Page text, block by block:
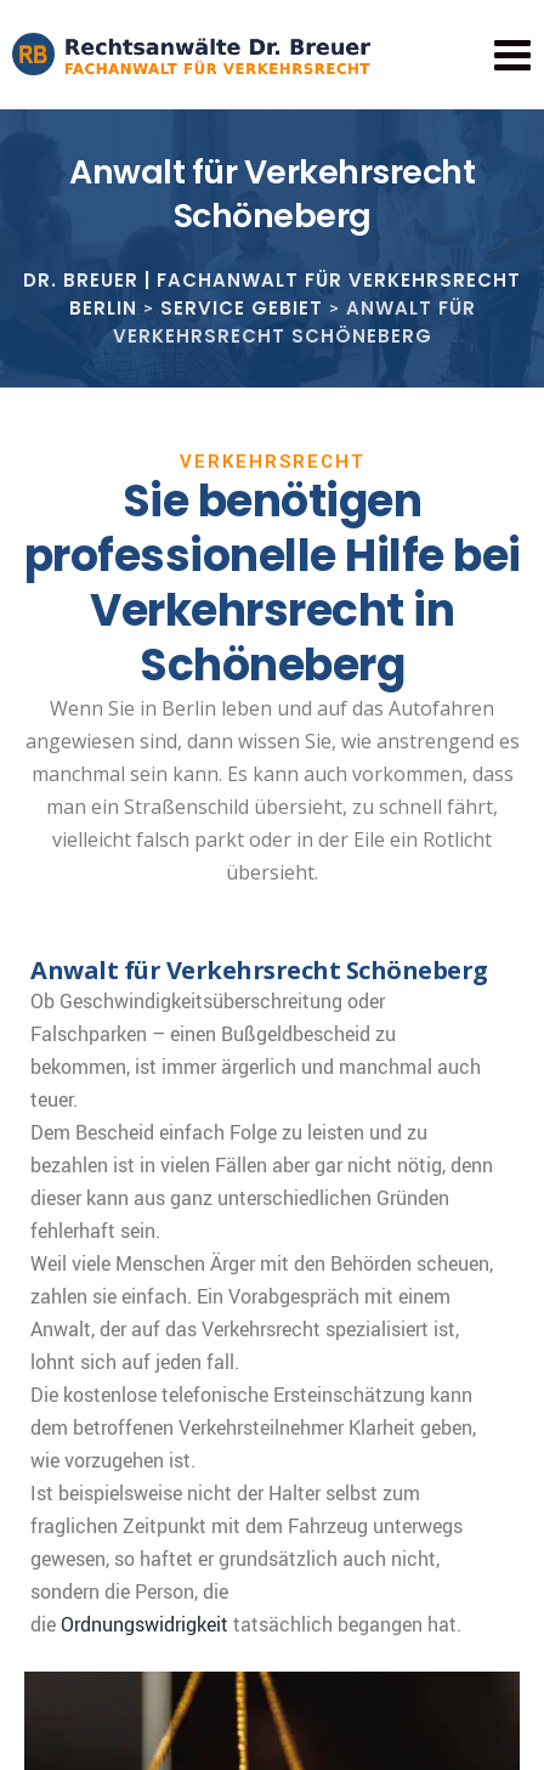
Anwalt für Verkehrsrecht
Schöneberg
DR. BREUER | FACHANWALT FÜR VERKEHRSRECHT
BERLIN > SERVICE GEBIET > ANWALT FÜR
VERKEHRSRECHT SCHÖNEBERG
VERKEHRSRECHT
Sie benötigen
professionelle Hilfe bei
Verkehrsrecht in
Schöneberg
Wenn Sie in Berlin leben und auf das Autofahren
angewiesen sind, dann wissen Sie, wie anstrengend es
manchmal sein kann. Es kann auch vorkommen, dass
man ein Straßenschild übersieht, zu schnell fährt,
vielleicht falsch parkt oder in der Eile ein Rotlicht
übersieht.
Anwalt für Verkehrsrecht Schöneberg
Ob Geschwindigkeitsüberschreitung oder
Falschparken – einen Bußgeldbescheid zu
bekommen, ist immer ärgerlich und manchmal auch
teuer.
Dem Bescheid einfach Folge zu leisten und zu
bezahlen ist in vielen Fällen aber gar nicht nötig, denn
dieser kann aus ganz unterschiedlichen Gründen
fehlerhaft sein.
Weil viele Menschen Ärger mit den Behörden scheuen,
zahlen sie einfach. Ein Vorabgespräch mit einem
Anwalt, der auf das Verkehrsrecht spezialisiert ist,
lohnt sich auf jeden fall.
Die kostenlose telefonische Ersteinschätzung kann
dem betroffenen Verkehrsteilnehmer Klarheit geben,
wie vorzugehen ist.
Ist beispielsweise nicht der Halter selbst zum
fraglichen Zeitpunkt mit dem Fahrzeug unterwegs
gewesen, so haftet er grundsätzlich auch nicht,
sondern die Person, die
dieOrdnungswidrigkeit tatsächlich begangen hat.